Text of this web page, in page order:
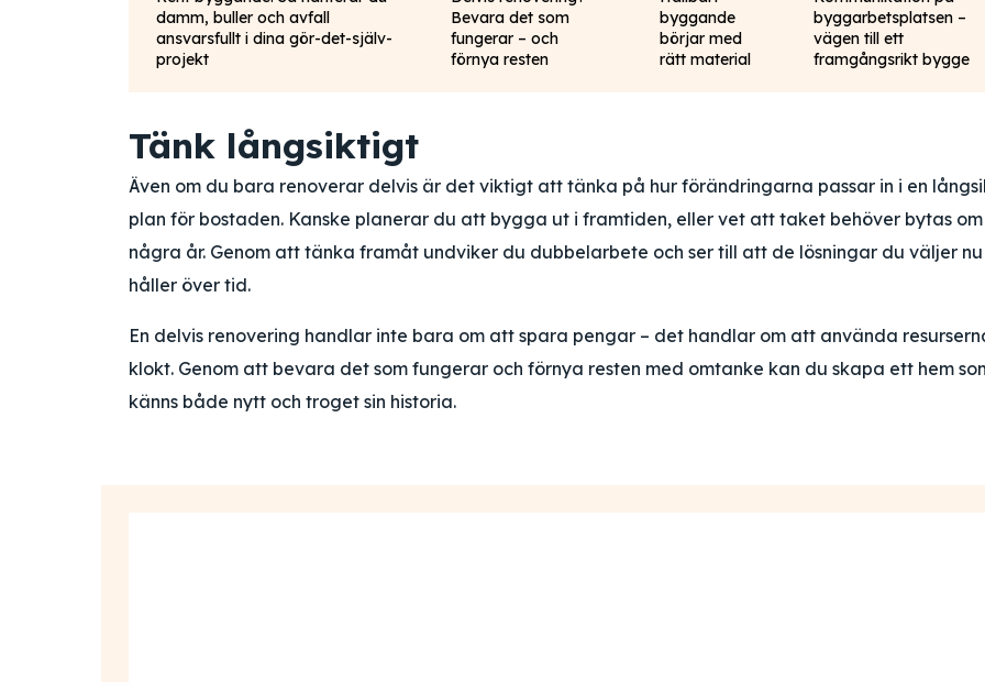
damm, buller och avfall
ansvarsfullt i dina gör-det-själv-
projekt
Bevara det som
fungerar – och
förnya resten
byggande
börjar med
rätt material
byggarbetsplatsen –
vägen till ett
framgångsrikt bygge
Tänk långsiktigt
Även om du bara renoverar delvis är det viktigt att tänka på hur förändringarna passar in i en
plan för bostaden. Kanske planerar du att bygga ut i framtiden, eller vet att taket behöver bytas om
några år. Genom att tänka framåt undviker du dubbelarbete och ser till att de lösningar du väljer nu
håller över tid.
En delvis renovering handlar inte bara om att spara pengar – det handlar om att använda
klokt. Genom att bevara det som fungerar och förnya resten med omtanke kan du skapa ett hem
känns både nytt och troget sin historia.